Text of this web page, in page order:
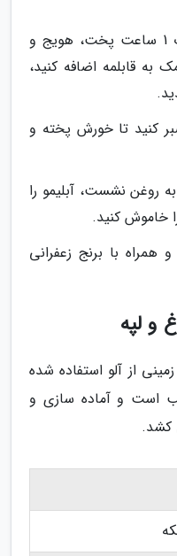
پس از اینکه گوشت به مدت 1 ساعت پخت، هویج و
به قابلمه اضافه کنید،
صبر کنید تا خورش پخته و
روغن نشست، آبلیمو را
خاموش کنید.
با برنج زعفرانی
و لپه
از آلو استفاده شده
6 نفر مناسب است و آماده سازی و